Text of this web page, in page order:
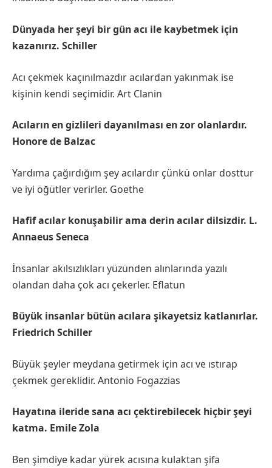
Dünyada her şeyi bir gün acı ile kaybetmek için
kazanırız. Schiller
Acı çekmek kaçınılmazdır acılardan yakınmak ise
kişinin kendi seçimidir. Art Clanin
Acıların en gizlileri dayanılması en zor olanlardır.
Honore de Balzac
Yardıma çağırdığım şey acılardır çünkü onlar dosttur
ve iyi öğütler verirler. Goethe
Hafif acılar konuşabilir ama derin acılar dilsizdir. L.
Annaeus Seneca
İnsanlar akılsızlıkları yüzünden alınlarında yazılı
olandan daha çok acı çekerler. Eflatun
Büyük insanlar bütün acılara şikayetsiz katlanırlar.
Friedrich Schiller
Büyük şeyler meydana getirmek için acı ve ıstırap
çekmek gereklidir. Antonio Fogazzias
Hayatına ileride sana acı çektirebilecek hiçbir şeyi
katma. Emile Zola
Ben şimdiye kadar yürek acısına kulaktan şifa